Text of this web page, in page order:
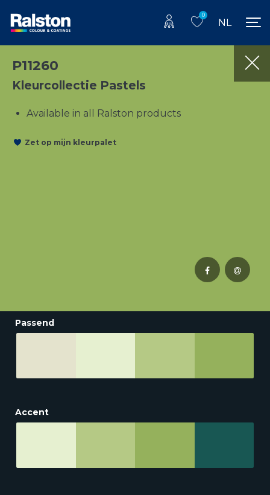
0
NL
P11260
Kleurcollectie Pastels
Available in all Ralston products
Zet op mijn kleurpalet
Passend
Accent